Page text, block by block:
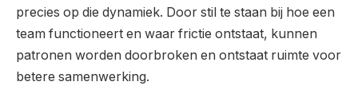
precies op die dynamiek. Door stil te staan bij hoe een
team functioneert en waar frictie ontstaat, kunnen
patronen worden doorbroken en ontstaat ruimte voor
betere samenwerking.